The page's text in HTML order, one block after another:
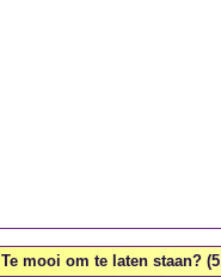
Te mooi om te laten staan?